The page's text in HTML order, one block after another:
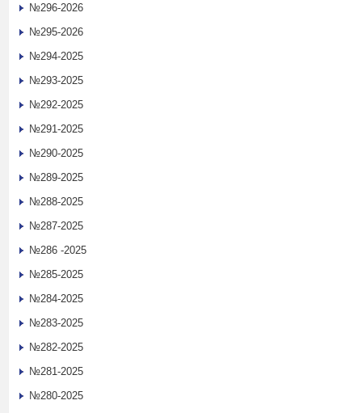
№296-2026
№295-2026
№294-2025
№293-2025
№292-2025
№291-2025
№290-2025
№289-2025
№288-2025
№287-2025
№286 -2025
№285-2025
№284-2025
№283-2025
№282-2025
№281-2025
№280-2025